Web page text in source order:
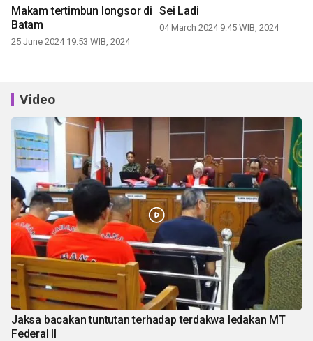
Makam tertimbun longsor di
Batam
25 June 2024 19:53 WIB, 2024
Sei Ladi
04 March 2024 9:45 WIB, 2024
Video
Jaksa bacakan tuntutan terhadap terdakwa ledakan MT
Federal II